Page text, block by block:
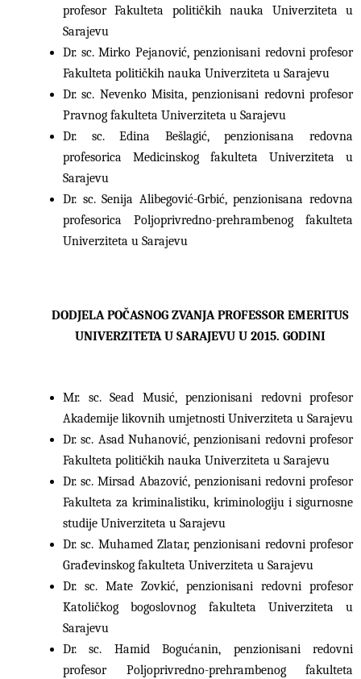
profesor Fakulteta političkih nauka Univerziteta u
Sarajevu
Dr. sc. Mirko Pejanović, penzionisani redovni profesor
Fakulteta političkih nauka Univerziteta u Sarajevu
Dr. sc. Nevenko Misita, penzionisani redovni profesor
Pravnog fakulteta Univerziteta u Sarajevu
Dr. sc. Edina Bešlagić, penzionisana redovna
profesorica Medicinskog fakulteta Univerziteta u
Sarajevu
Dr. sc. Senija Alibegović-Grbić, penzionisana redovna
profesorica Poljoprivredno-prehrambenog fakulteta
Univerziteta u Sarajevu
DODJELA POČASNOG ZVANJA PROFESSOR EMERITUS
UNIVERZITETA U SARAJEVU U 2015. GODINI
Mr. sc. Sead Musić, penzionisani redovni profesor
Akademije likovnih umjetnosti Univerziteta u Sarajevu
Dr. sc. Asad Nuhanović, penzionisani redovni profesor
Fakulteta političkih nauka Univerziteta u Sarajevu
Dr. sc. Mirsad Abazović, penzionisani redovni profesor
Fakulteta za kriminalistiku, kriminologiju i sigurnosne
studije Univerziteta u Sarajevu
Dr. sc. Muhamed Zlatar, penzionisani redovni profesor
Građevinskog fakulteta Univerziteta u Sarajevu
Dr. sc. Mate Zovkić, penzionisani redovni profesor
Katoličkog bogoslovnog fakulteta Univerziteta u
Sarajevu
Dr. sc. Hamid Bogućanin, penzionisani redovni
profesor Poljoprivredno-prehrambenog fakulteta